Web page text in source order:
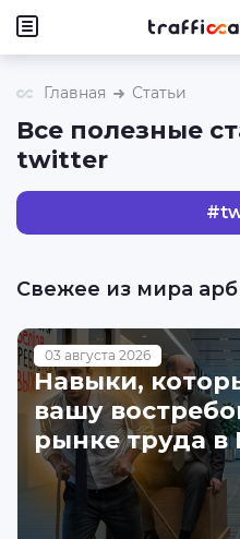
Главная Статьи
Все полезные
twitter
#
Свежее из мира
03 августа 2026
Навыки,
вашу
рынке труда в